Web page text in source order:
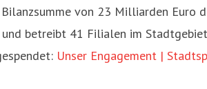
von 23 Milliarden Euro
betreibt 41 Filialen im
Unser Engagement |